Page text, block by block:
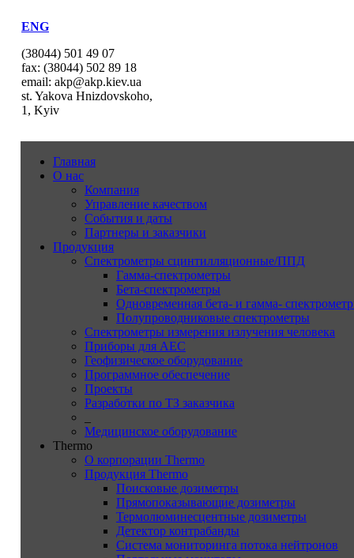
ENG
(38044) 501 49 07
fax: (38044) 502 89 18
email: akp@akp.kiev.ua
st. Yakova Hnizdovskoho,
1, Kyiv
Главная
О нас
Компания
Управление качеством
События и даты
Партнеры и заказчики
Продукция
Спектрометры сцинтилляционные/ППД
Гамма-спектрометры
Бета-спектрометры
Одновременная бета- и гамма-
Полупроводниковые спектрометры
Спектрометры измерения излучения человека
Приборы для АЕС
Геофизическое оборудование
Программное обеспечение
Проекты
Разработки по ТЗ заказчика
Медицинское оборудование
Thermo
О корпорации Thermo
Продукция Thermo
Поисковые дозиметры
Прямопоказывающие дозиметры
Термолюминесцентные дозиметры
Детектор контрабанды
Система мониторинга потока нейтронов